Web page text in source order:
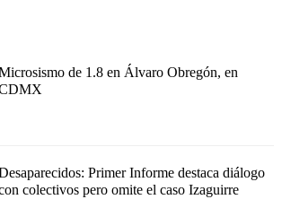
de 1.8 en Álvaro Obregón, en
Primer Informe destaca diálogo
colectivos pero omite el caso Izaguirre